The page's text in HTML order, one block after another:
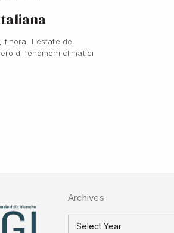
L’estate del
di fenomeni climatici
Archives